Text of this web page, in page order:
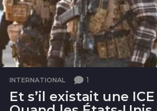
INTERNATIONAL 1
Et s’il existait une